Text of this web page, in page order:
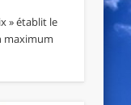
» établit le
maximum